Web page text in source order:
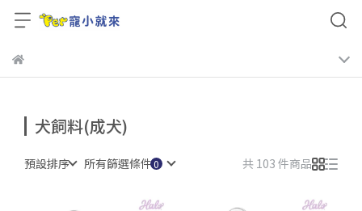
犬飼料(成犬)
預設排序 所有篩選條件 共 103 件商品